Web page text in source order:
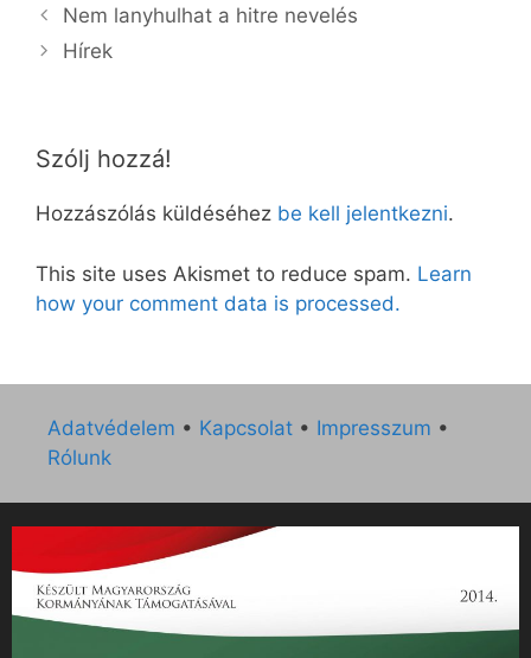
Nem lanyhulhat a hitre nevelés
Hírek
Szólj hozzá!
Hozzászólás küldéséhez be kell jelentkezni.
This site uses Akismet to reduce spam. Learn
how your comment data is processed.
Adatvédelem • Kapcsolat • Impresszum •
Rólunk